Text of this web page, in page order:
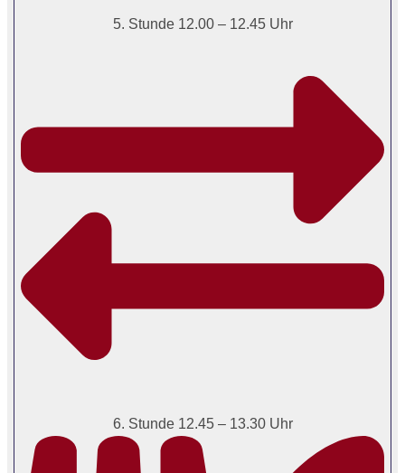
5. Stunde 12.00 – 12.45 Uhr
6. Stunde 12.45 – 13.30 Uhr